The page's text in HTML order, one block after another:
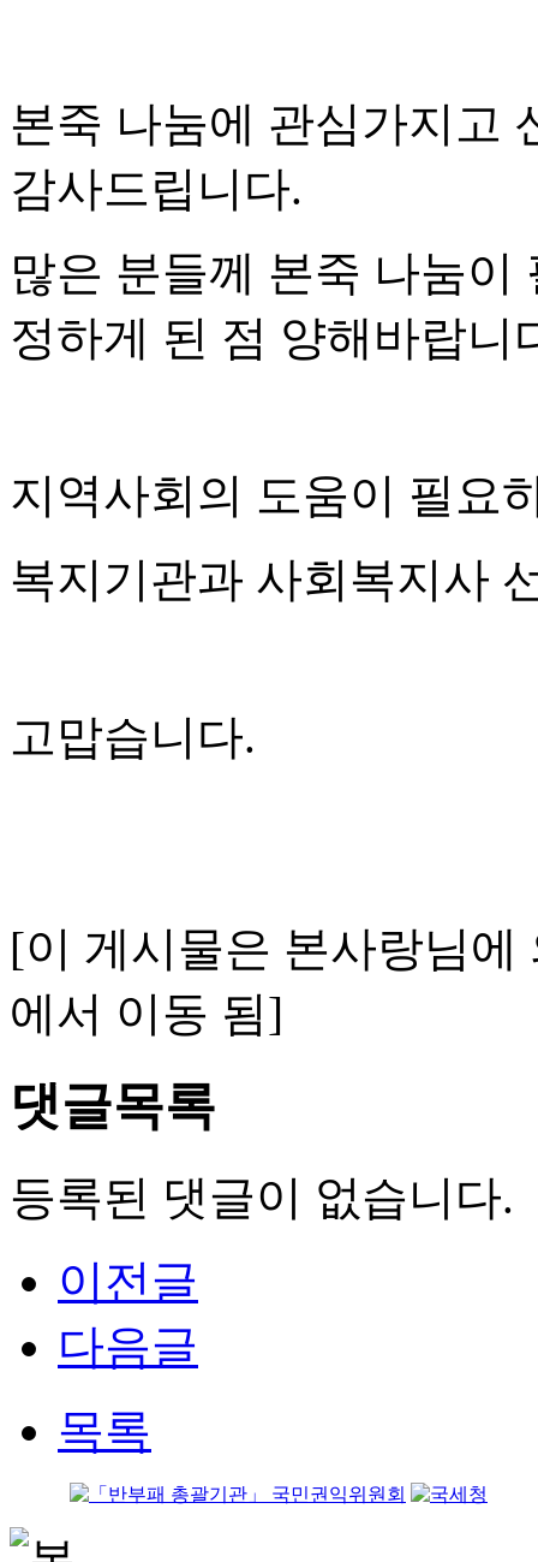
본죽 나눔에 관심가지고
감사드립니다.
많은 분들께 본죽 나눔
정하게 된 점 양해바랍니
지역사회의 도움이 필요
복지기관과 사회복지사
고맙습니다.
[이 게시물은 본사랑님에
에서 이동 됨]
댓글목록
등록된 댓글이 없습니다.
이전글
다음글
목록